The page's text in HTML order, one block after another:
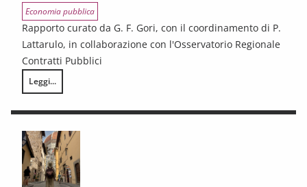
Economia pubblica
Rapporto curato da G. F. Gori, con il coordinamento di P.
Lattarulo, in collaborazione con l'Osservatorio Regionale
Contratti Pubblici
Leggi...
I CONTRATTI PUBBLICI AL TERMINE DEL PNRR – Andamento